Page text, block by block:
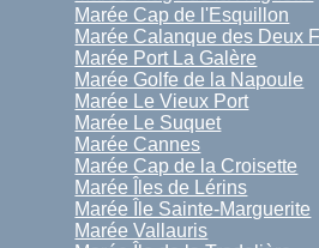
Marée Cap de l'Esquillon
Marée Calanque des Deux
Marée Port La Galère
Marée Golfe de la Napoule
Marée Le Vieux Port
Marée Le Suquet
Marée Cannes
Marée Cap de la Croisette
Marée Îles de Lérins
Marée Île Sainte-Marguerite
Marée Vallauris